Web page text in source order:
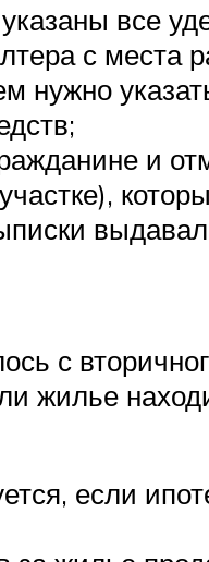
все
с места
нужно
и
с
жилье
если